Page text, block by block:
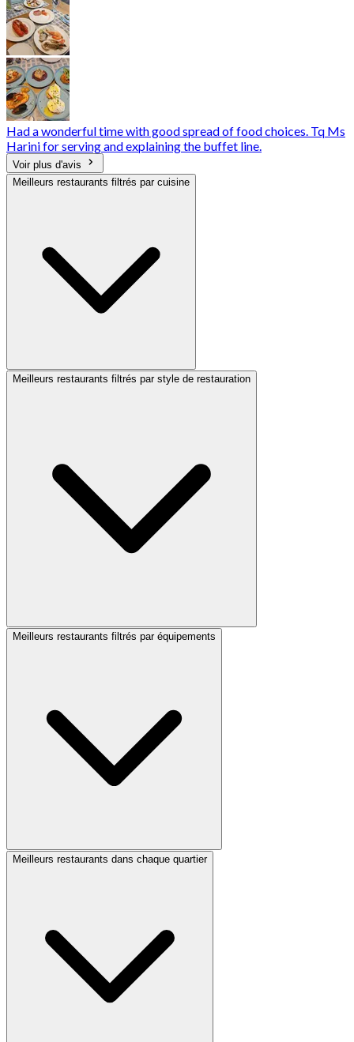
Had a wonderful time with good spread of food choices. Tq Ms
Harini for serving and explaining the buffet line.
Voir plus d'avis
Meilleurs restaurants filtrés par cuisine
Meilleurs restaurants filtrés par style de restauration
Meilleurs restaurants filtrés par équipements
Meilleurs restaurants dans chaque quartier